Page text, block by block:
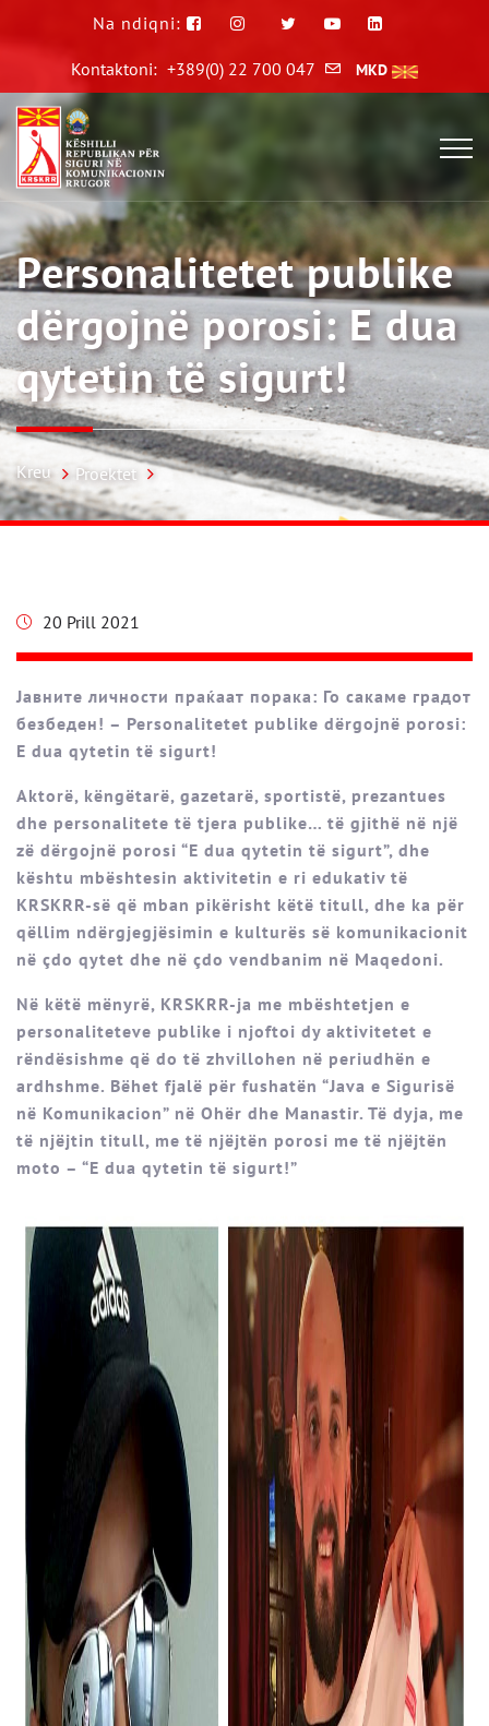
Na ndiqni:
Kontaktoni: +389(0) 22 700 047 MKD
Personalitetet publike
dërgojnë porosi: E dua
qytetin të sigurt!
Kreu Proektet
20 Prill 2021
Јавните личности праќаат порака: Го сакаме градот
безбеден! – Personalitetet publike dërgojnë porosi:
E dua qytetin të sigurt!
Aktorë, këngëtarë, gazetarë, sportistë, prezantues
dhe personalitete të tjera publike… të gjithë në një
zë dërgojnë porosi “E dua qytetin të sigurt”, dhe
kështu mbështesin aktivitetin e ri edukativ të
KRSKRR-së që mban pikërisht këtë titull, dhe ka për
qëllim ndërgjegjësimin e kulturës së komunikacionit
në çdo qytet dhe në çdo vendbanim në Maqedoni.
Në këtë mënyrë, KRSKRR-ja me mbështetjen e
personaliteteve publike i njoftoi dy aktivitetet e
rëndësishme që do të zhvillohen në periudhën e
ardhshme. Bëhet fjalë për fushatën “Java e Sigurisë
në Komunikacion” në Ohër dhe Manastir. Të dyja, me
të njëjtin titull, me të njëjtën porosi me të njëjtën
moto – “E dua qytetin të sigurt!”